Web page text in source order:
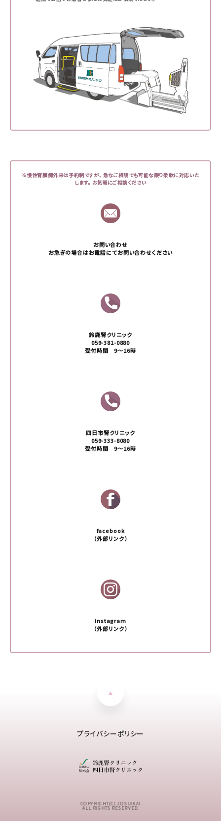
※慢性腎臓病外来は予約制ですが、 急なご相談でも可能な限り柔軟に対応いた
します。 お気軽にご相談ください
お問い合わせ
お急ぎの場合はお電話にてお問い合わせください
鈴鹿腎クリニック
059-381-0880
受付時間 9〜16時
四日市腎クリニック
059-333-8080
受付時間 9〜16時
facebook
（外部リンク）
instagram
（外部リンク）
プライバシーポリシー
COPYRIGHT(C) JOSUIKAI
ALL RIGHTS RESERVED.